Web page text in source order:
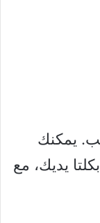
يمكنك
يديك، مع